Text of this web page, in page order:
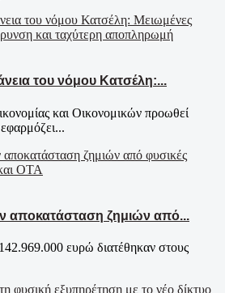
του νόμου Κατσέλη:...
και Οικονομικών προωθεί
αποκατάσταση ζημιών από...
ευρώ διατέθηκαν στους